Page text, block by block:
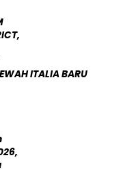
ITALIA BARU